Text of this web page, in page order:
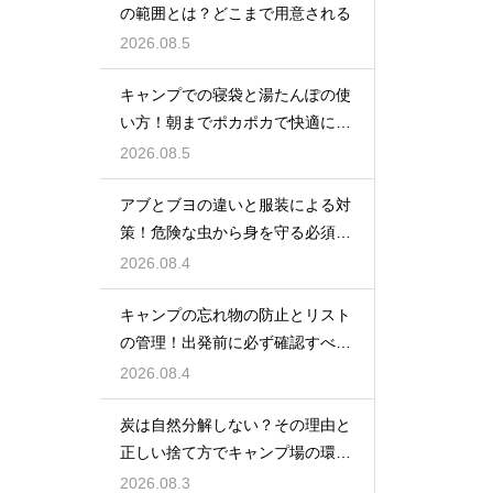
の範囲とは？どこまで用意される
2026.08.5
キャンプでの寝袋と湯たんぽの使
い方！朝までポカポカで快適に眠
る方法
2026.08.5
アブとブヨの違いと服装による対
策！危険な虫から身を守る必須知
識
2026.08.4
キャンプの忘れ物の防止とリスト
の管理！出発前に必ず確認すべき
持ち物
2026.08.4
炭は自然分解しない？その理由と
正しい捨て方でキャンプ場の環境
を守る
2026.08.3